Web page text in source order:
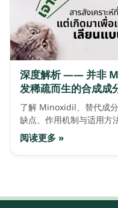
深度解析 —— 并非
发稀疏而生的合成成
了解 Minoxidil、替代成
缺点、作用机制与适用方
阅读更多 »